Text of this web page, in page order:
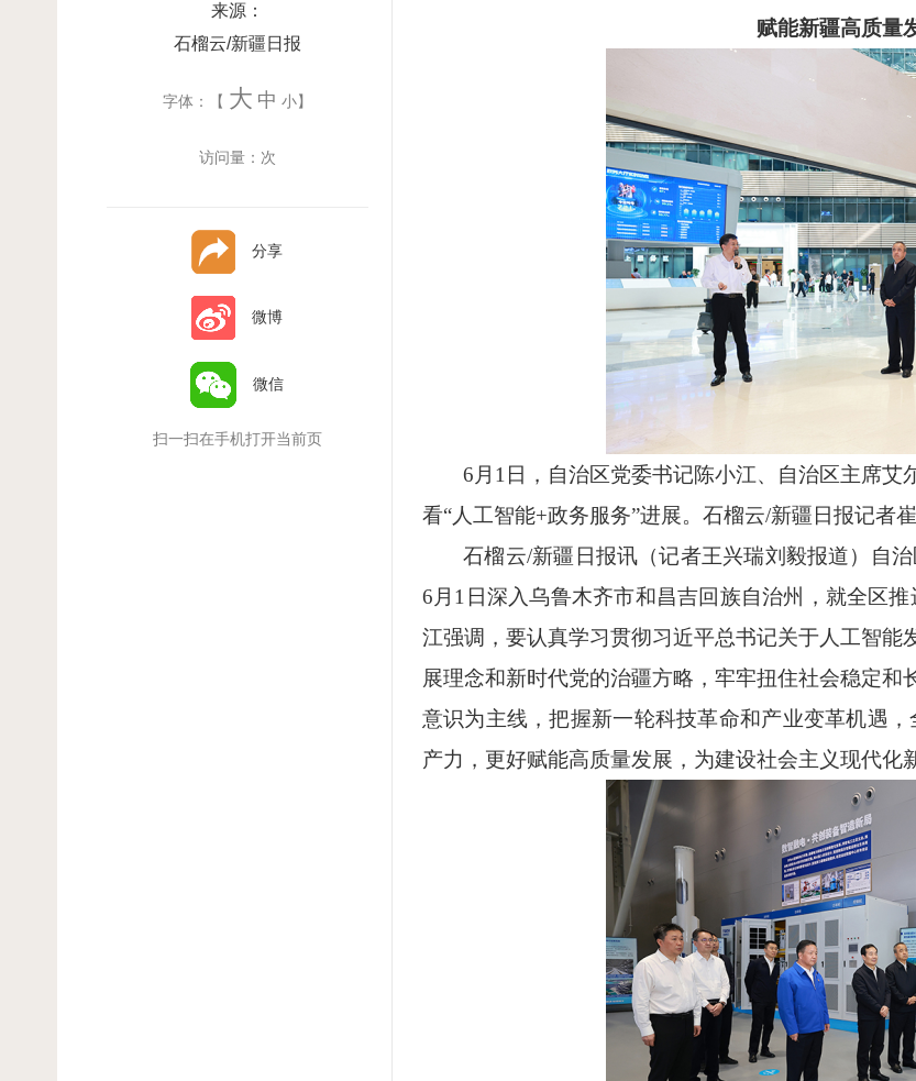
来源：
石榴云/新疆日报
字体：【 大 中 小】
访问量： 次
分享
微博
微信
扫一扫在手机打开当前页
赋能新疆高质量
6月1日，自治区党委书记陈小江、自治区主席艾
看“人工智能+政务服务”进展。石榴云/新疆日报记者
石榴云/新疆日报讯（记者王兴瑞刘毅报道）自
6月1日深入乌鲁木齐市和昌吉回族自治州，就全区
江强调，要认真学习贯彻习近平总书记关于人工智
展理念和新时代党的治疆方略，牢牢扭住社会稳定
意识为主线，把握新一轮科技革命和产业变革机遇
产力，更好赋能高质量发展，为建设社会主义现代化